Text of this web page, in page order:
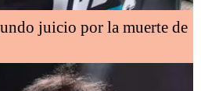
juicio por la muerte de